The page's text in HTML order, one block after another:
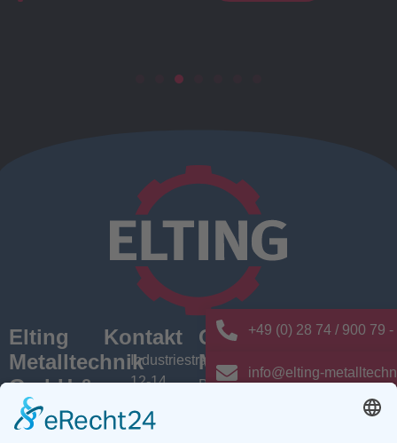
Elting
Metalltechnik
GmbH &
Co.KG
Bei ELTING
Kontakt
Industriestrasse
12-14
Isselburg
Quick
Menü
Branchen
News/
Aktuelles
Aktuelles /
+49 (0) 28 74 / 900 79 -
info@elting-